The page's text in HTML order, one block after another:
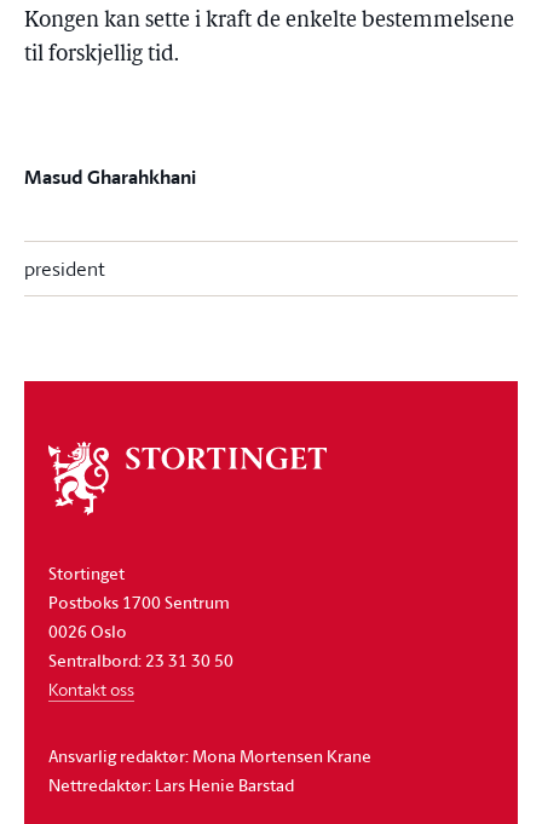
Kongen kan sette i kraft de enkelte bestemmelsene
til forskjellig tid.
Masud Gharahkhani
president
Om
stortinget
Stortinget
Postboks 1700 Sentrum
0026 Oslo
Sentralbord: 23 31 30 50
Kontakt oss
Ansvarlig redaktør: Mona Mortensen Krane
Nettredaktør: Lars Henie Barstad